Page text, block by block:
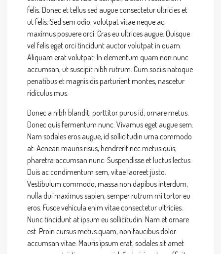
felis. Donec et tellus sed augue consectetur ultricies et
ut felis. Sed sem odio, volutpat vitae neque ac,
maximus posuere orci. Cras eu ultrices augue. Quisque
vel felis eget orci tincidunt auctor volutpat in quam.
Aliquam erat volutpat. In elementum quam non nunc
accumsan, ut suscipit nibh rutrum. Cum sociis natoque
penatibus et magnis dis parturient montes, nascetur
ridiculus mus.
Donec a nibh blandit, porttitor purus id, ornare metus.
Donec quis fermentum nunc. Vivamus eget augue sem.
Nam sodales eros augue, id sollicitudin urna commodo
at. Aenean mauris risus, hendrerit nec metus quis,
pharetra accumsan nunc. Suspendisse et luctus lectus.
Duis ac condimentum sem, vitae laoreet justo.
Vestibulum commodo, massa non dapibus interdum,
nulla dui maximus sapien, semper rutrum mi tortor eu
eros. Fusce vehicula enim vitae consectetur ultricies.
Nunc tincidunt at ipsum eu sollicitudin. Nam et ornare
est. Proin cursus metus quam, non faucibus dolor
accumsan vitae. Mauris ipsum erat, sodales sit amet